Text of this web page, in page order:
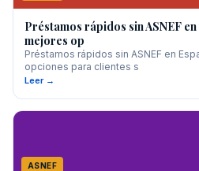
Préstamos rápidos sin ASNEF
mejores op
Préstamos rápidos sin ASNEF en
opciones para clientes s
Leer →
ASNEF